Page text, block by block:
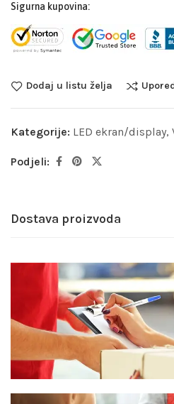
Sigurna kupovina:
Dodaj u listu želja
Kategorije: LED ekran/display,
Podjeli:
Dostava proizvoda